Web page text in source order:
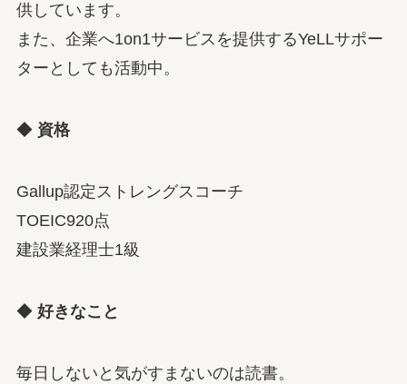
供しています。
また、企業へ1on1サービスを提供するYeLLサポー
ターとしても活動中。
◆ 資格
Gallup認定ストレングスコーチ
TOEIC920点
建設業経理士1級
◆ 好きなこと
毎日しないと気がすまないのは読書。